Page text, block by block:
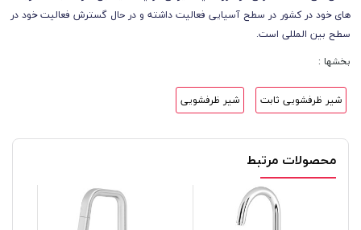
های خود در کشور در سطح آسیایی فعالیت داشته و در حال گسترش فعالیت خود در
سطح بین المللی است.
بخشها :
شیر ظرفشویی ثابت شیر ظرفشویی
محصولات مرتبط